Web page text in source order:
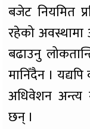
बजेट नियमित
रहेको अवस्थामा
बढाउनु
मानिँदैन ।
अधिवेशन अन्त्य
छन् ।